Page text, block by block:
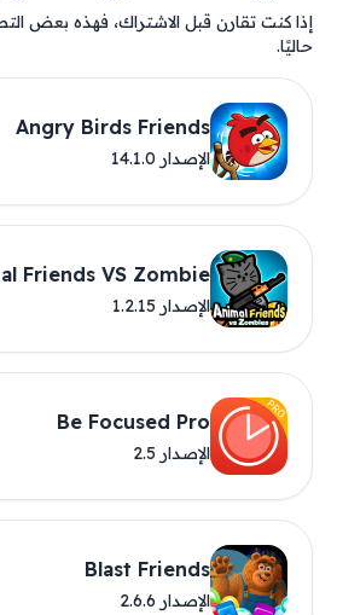
إذا كنت تقارن قبل الاشتراك، فهذه بعض
حاليًا.
Angry Birds Friends
الإصدار 14.1.0
Friends VS Zombie
الإصدار 1.2.15
Be Focused Pro
الإصدار 2.5
Blast Friends
الإصدار 2.6.6